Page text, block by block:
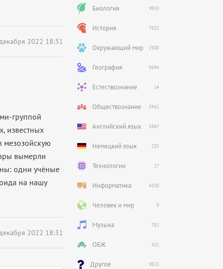
2022 18:31
группой
известных
мезозойскую
вымерли
одни учёные
на нашу
2022 18:31
Биология 9933
История 7922
Окружающий мир 2508
География 9594
Естествознание 14
Обществознание 5942
Английский язык 5847
Немецкий язык 235
Технологии 17
Информатика 4328
Человек и мир 9
Музыка 782
ОБЖ 421
Другое 9515